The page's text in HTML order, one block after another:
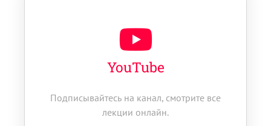
YouTube
Подписывайтесь на канал, смотрите все
лекции онлайн.